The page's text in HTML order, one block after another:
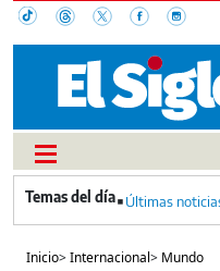
Últimas
Inicio>Internacional> Mundo